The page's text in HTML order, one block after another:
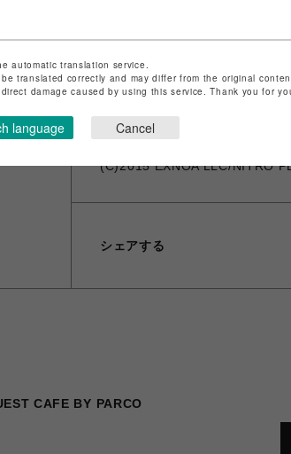
※クレジットカード決済の場合
まう場合がございますため、
※お届け日の日時指定は承って
※ギフトラッピング、領収書発
※海外発送は対応しておりま
(C)2015 EXNOA LLC/NITRO
シェアする
CAFE BY PARCO
automatic translation service.
translated correctly and may differ from the original
damage caused by using this service. Thank you for
language Cancel